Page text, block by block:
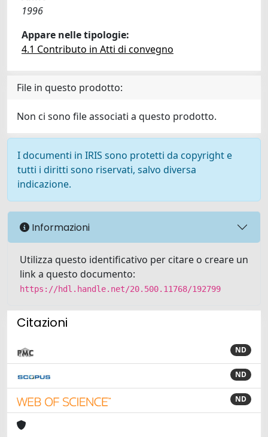
1996
Appare nelle tipologie:
4.1 Contributo in Atti di convegno
File in questo prodotto:
Non ci sono file associati a questo prodotto.
I documenti in IRIS sono protetti da copyright e
tutti i diritti sono riservati, salvo diversa
indicazione.
Informazioni
Utilizza questo identificativo per citare o creare un
link a questo documento:
https://hdl.handle.net/20.500.11768/192799
Citazioni
ND
ND
ND